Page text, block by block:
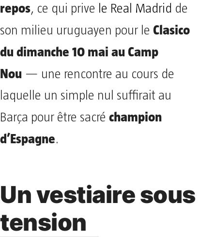
repos, ce qui prive le Real Madrid de
son milieu uruguayen pour le Clasico
du dimanche 10 mai au Camp
Nou — une rencontre au cours de
laquelle un simple nul suffirait au
Barça pour être sacré champion
d’Espagne.
Un vestiaire sous
tension